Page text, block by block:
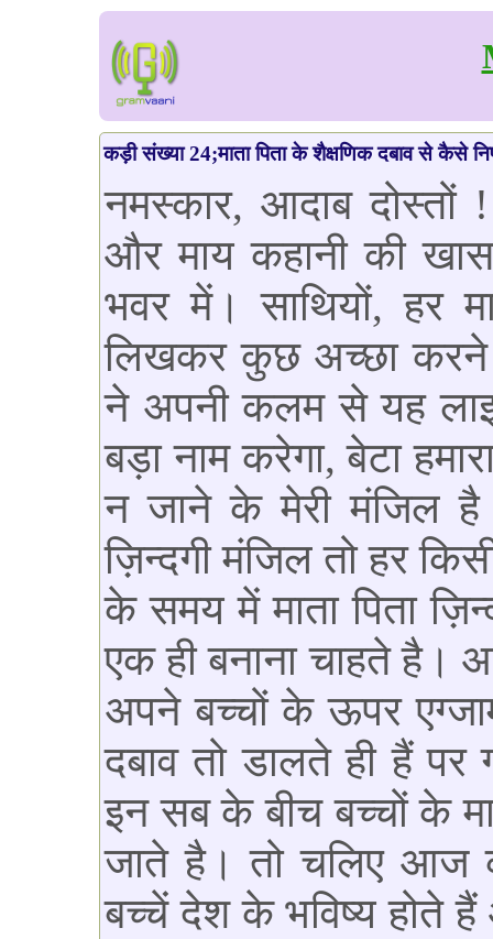
कड़ी संख्या 24;माता पिता के शैक्षणिक दबाव से कैसे
नमस्कार, आदाब दोस्तों
और माय कहानी की
भवर में। साथियों, हर
लिखकर कुछ अच्छा करने
ने अपनी कलम से यह
बड़ा नाम करेगा, बेटा
न जाने के मेरी मंजिल है
ज़िन्दगी मंजिल तो हर
के समय में माता पिता
एक ही बनाना चाहते है।
अपने बच्चों के ऊपर
दबाव तो डालते ही हैं पर
इन सब के बीच बच्चों के
जाते है। तो चलिए आज
बच्चें देश के भविष्य होते